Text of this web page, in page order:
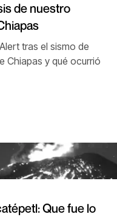
de nuestro
tras el sismo de
Chiapas y qué ocurrió
Que fue lo